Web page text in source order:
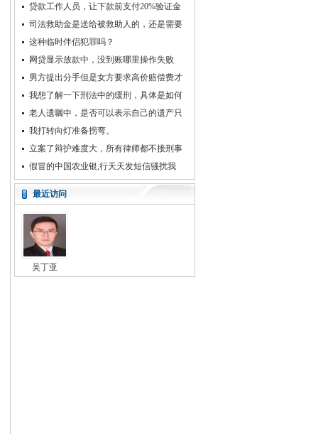
贷款工作人员，让下款前支付20%验证金
司法救助金是送给被救助人的，还是需要
被救助人将来返还的呢？
这种临时伴侣犯罪吗？
网贷显示放款中，没到账哪里操作失败
男方提出分手但是女方要求高价赔偿费才
同意打胎
我想了解一下刑法中的缓刑，具体是如何
执行的？
老人遗嘱中，是否可以表示自己的遗产只
留给儿子，而不属于儿子和儿媳妇的共同财
产呢？
我打转向灯准备拐弯。
立案了辩护难度大，所有律师都不接刑事
案假冒的中国农业银,行天天发短信骚扰我
最近访问
吴丁亚